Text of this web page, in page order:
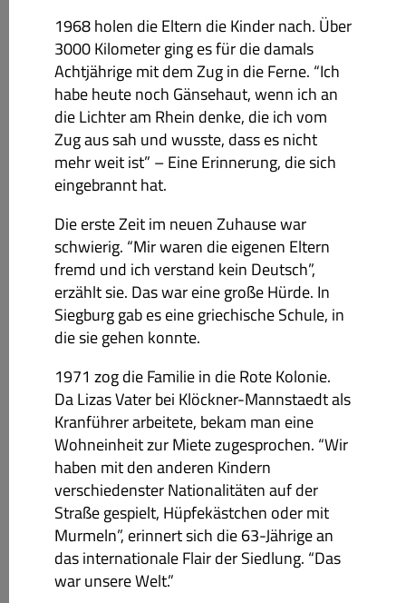
1968 holen die Eltern die Kinder nach. Über
3000 Kilometer ging es für die damals
Achtjährige mit dem Zug in die Ferne. “Ich
habe heute noch Gänsehaut, wenn ich an
die Lichter am Rhein denke, die ich vom
Zug aus sah und wusste, dass es nicht
mehr weit ist” – Eine Erinnerung, die sich
eingebrannt hat.
Die erste Zeit im neuen Zuhause war
schwierig. “Mir waren die eigenen Eltern
fremd und ich verstand kein Deutsch”,
erzählt sie. Das war eine große Hürde. In
Siegburg gab es eine griechische Schule, in
die sie gehen konnte.
1971 zog die Familie in die Rote Kolonie.
Da Lizas Vater bei Klöckner-Mannstaedt als
Kranführer arbeitete, bekam man eine
Wohneinheit zur Miete zugesprochen. “Wir
haben mit den anderen Kindern
verschiedenster Nationalitäten auf der
Straße gespielt, Hüpfekästchen oder mit
Murmeln”, erinnert sich die 63-Jährige an
das internationale Flair der Siedlung. “Das
war unsere Welt.”